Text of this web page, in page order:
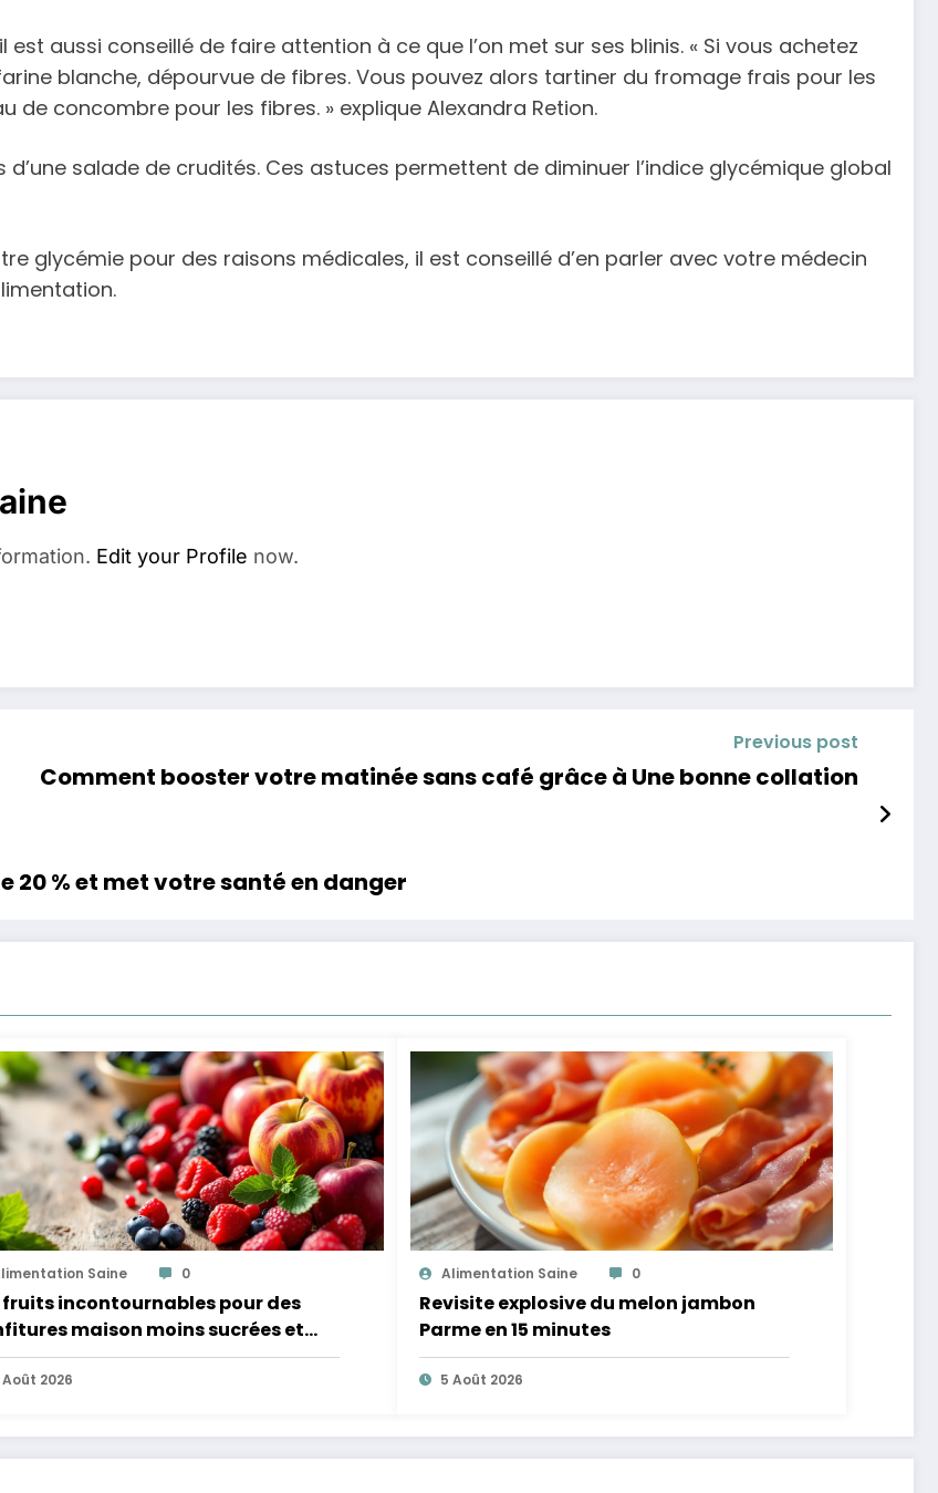
aussi conseillé de faire attention à ce que l’on met sur ses blinis. « Si vous achetez
blanche, dépourvue de fibres. Vous pouvez alors tartiner du fromage frais pour les
concombre pour les fibres. » explique Alexandra Retion.
salade de crudités. Ces astuces permettent de diminuer l’indice glycémique global
glycémie pour des raisons médicales, il est conseillé d’en parler avec votre médecin
Edit your Profile now.
Previous post
Comment booster votre matinée sans café grâce à Une bonne collation
20 % et met votre santé en danger
Saine 0
fruits incontournables pour des
maison moins sucrées et
légères
Août 2026
Alimentation Saine 0
Revisite explosive du melon jambon
Parme en 15 minutes
5 Août 2026